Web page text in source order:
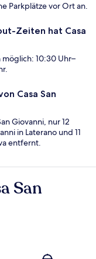
Parkplätze vor Ort an.
Zeiten hat Casa
10:30 Uhr–
Casa San
Giovanni, nur 12
in Laterano und 11
entfernt.
San